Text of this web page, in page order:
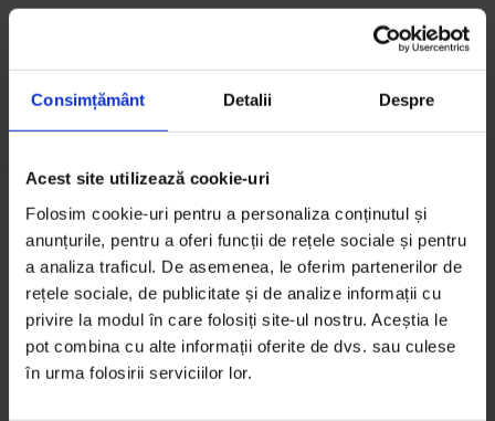
Consimțământ Detalii Despre
Acest site utilizează cookie-uri
Folosim cookie-uri pentru a personaliza conținutul și
anunțurile, pentru a oferi funcții de rețele sociale și pentru
a analiza traficul. De asemenea, le oferim partenerilor de
rețele sociale, de publicitate și de analize informații cu
privire la modul în care folosiți site-ul nostru. Aceștia le
pot combina cu alte informații oferite de dvs. sau culese
în urma folosirii serviciilor lor.
Acest articol apare și în: